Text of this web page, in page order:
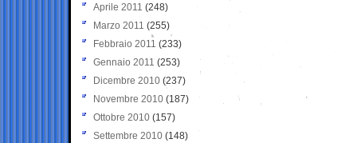
Aprile 2011 (248)
Marzo 2011 (255)
Febbraio 2011 (233)
Gennaio 2011 (253)
Dicembre 2010 (237)
Novembre 2010 (187)
Ottobre 2010 (157)
Settembre 2010 (148)